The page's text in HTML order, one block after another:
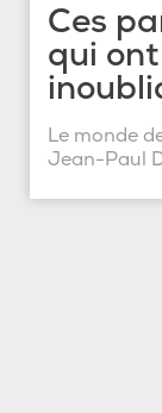
Ces
qui
Le monde
Jean-Paul